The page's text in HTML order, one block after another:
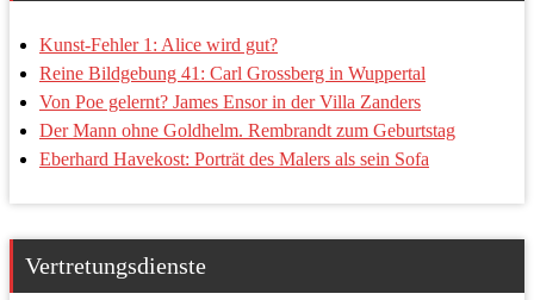
Kunst-Fehler 1: Alice wird gut?
Reine Bildgebung 41: Carl Grossberg in Wuppertal
Von Poe gelernt? James Ensor in der Villa Zanders
Der Mann ohne Goldhelm. Rembrandt zum Geburtstag
Eberhard Havekost: Porträt des Malers als sein Sofa
Vertretungsdienste